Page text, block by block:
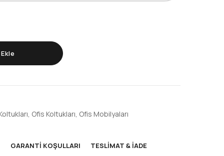
Ofis Koltukları Ofis Mobilyaları
GARANTI KOŞULLARI TESLIMAT & İADE